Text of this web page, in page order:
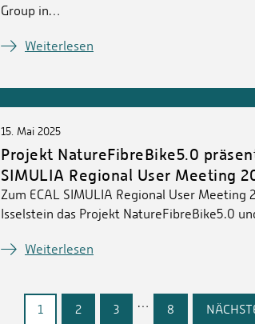
Group in…
Weiterlesen
15. Mai 2025
Projekt NatureFibreBike5.0
SIMULIA Regional User Meeting
Zum ECAL SIMULIA Regional User
Isselstein das Projekt NatureFibreBike5.0
Weiterlesen
1 2 3 … 8